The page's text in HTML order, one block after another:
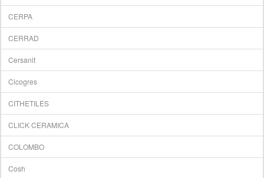
CERPA
CERRAD
Cersanit
Cicogres
CITHETILES
CLICK CERAMICA
COLOMBO
Cosh